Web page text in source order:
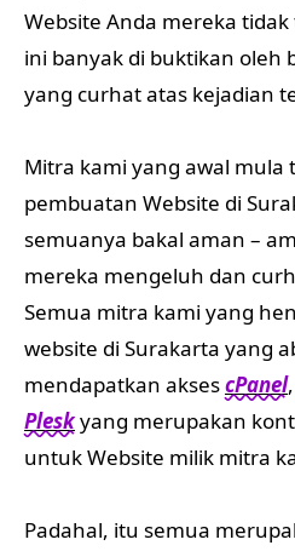
Website Anda mereka
ini banyak di buktikan oleh
yang curhat atas kejadian
Mitra kami yang awal mula
pembuatan Website di
semuanya bakal aman –
mereka mengeluh dan
Semua mitra kami yang
website di Surakarta yang
mendapatkan aksescPanel,
Pleskyang merupakan
untuk Website milik mitra
Padahal, itu semua